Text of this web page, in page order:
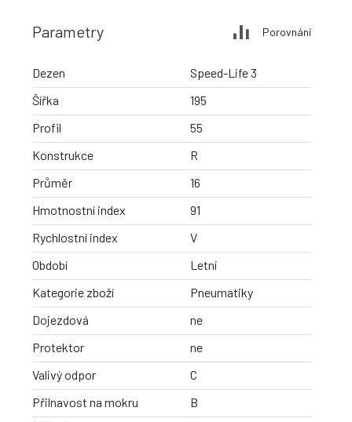
Parametry Porovnání
Dezen
Speed-Life 3
Šířka
195
Profil
55
Konstrukce
R
Průměr
16
Hmotnostní index
91
Rychlostní index
V
Období
Letní
Kategorie zboží
Pneumatiky
Dojezdová
ne
Protektor
ne
Valivý odpor
C
Přilnavost na mokru
B